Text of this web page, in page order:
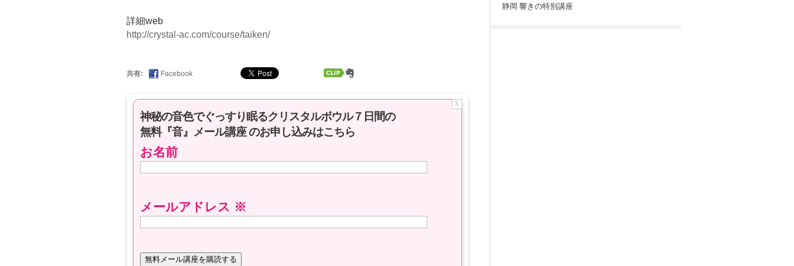
詳細web
http://crystal-ac.com/course/taiken/
共有: Facebook
X
神秘の音色でぐっすり眠るクリスタルボウル７日間の
無料『音』メール講座 のお申し込みはこちら
お名前
メールアドレス ※
静岡 響きの特別講座